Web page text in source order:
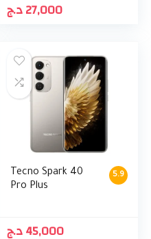
27,000د.ج
5.9
Tecno Spark 40
Pro Plus
45,000د.ج